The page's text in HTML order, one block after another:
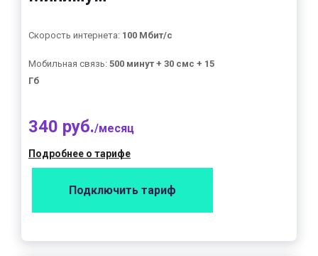
Скорость интернета: 100 Мбит/с
Мобильная связь: 500 минут + 30 смс + 15
Гб
340 руб./месяц
Подробнее о тарифе
Подключить тариф